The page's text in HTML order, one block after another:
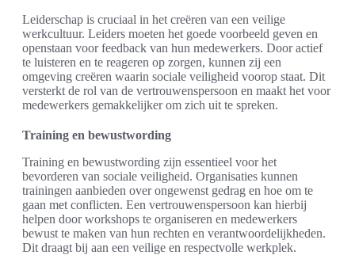
Leiderschap is cruciaal in het creëren van een veilige
werkcultuur. Leiders moeten het goede voorbeeld geven en
openstaan voor feedback van hun medewerkers. Door actief
te luisteren en te reageren op zorgen, kunnen zij een
omgeving creëren waarin sociale veiligheid voorop staat. Dit
versterkt de rol van de vertrouwenspersoon en maakt het voor
medewerkers gemakkelijker om zich uit te spreken.
Training en bewustwording
Training en bewustwording zijn essentieel voor het
bevorderen van sociale veiligheid. Organisaties kunnen
trainingen aanbieden over ongewenst gedrag en hoe om te
gaan met conflicten. Een vertrouwenspersoon kan hierbij
helpen door workshops te organiseren en medewerkers
bewust te maken van hun rechten en verantwoordelijkheden.
Dit draagt bij aan een veilige en respectvolle werkplek.